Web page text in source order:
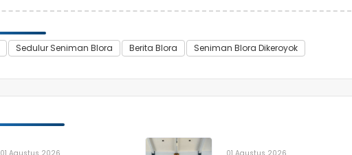
Sedulur Seniman Blora Berita Blora Seniman Blora Dikeroyok